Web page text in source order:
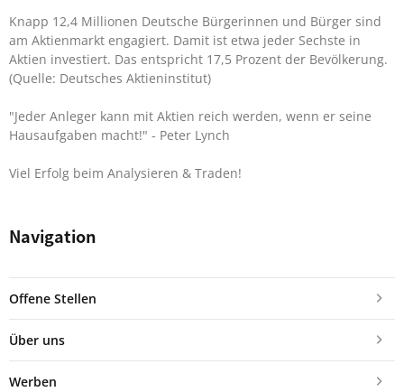
Knapp 12,4 Millionen Deutsche Bürgerinnen und Bürger sind
am Aktienmarkt engagiert. Damit ist etwa jeder Sechste in
Aktien investiert. Das entspricht 17,5 Prozent der Bevölkerung.
(Quelle: Deutsches Aktieninstitut)
"Jeder Anleger kann mit Aktien reich werden, wenn er seine
Hausaufgaben macht!" - Peter Lynch
Viel Erfolg beim Analysieren & Traden!
Navigation
Offene Stellen
Über uns
Werben